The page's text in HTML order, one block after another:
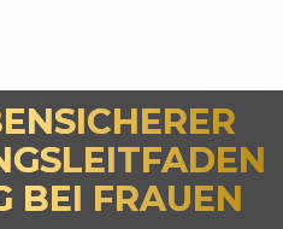
BEI FRAUEN